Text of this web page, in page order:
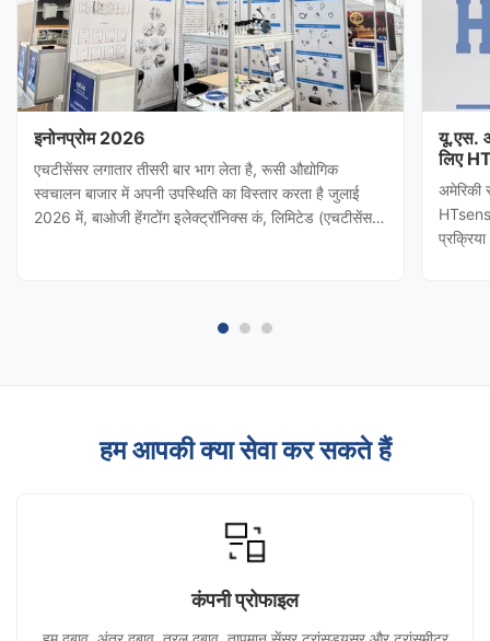
इनोनप्रोम 2026
एचटीसेंसर लगातार तीसरी बार भाग लेता है, रूसी औद्योगिक
स्वचालन बाजार में अपनी उपस्थिति का विस्तार करता है जुलाई
2026 में, बाओजी हेंगटोंग इलेक्ट्रॉनिक्स कं, लिमिटेड (एचटीसेंसर)
यू.एस.
लिए
अमेरिकी
हम आपकी क्या सेवा कर सकते हैं
कंपनी प्रोफाइल